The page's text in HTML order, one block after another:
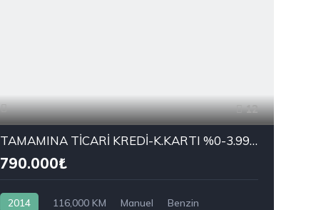
12
TAMAMINA TİCARİ KREDİ-K.KARTI %0-3.99 ÇEK-2.99 SENET-ÇKS SATIŞ
790.000₺
2014 116,000 KM Manuel
Benzin